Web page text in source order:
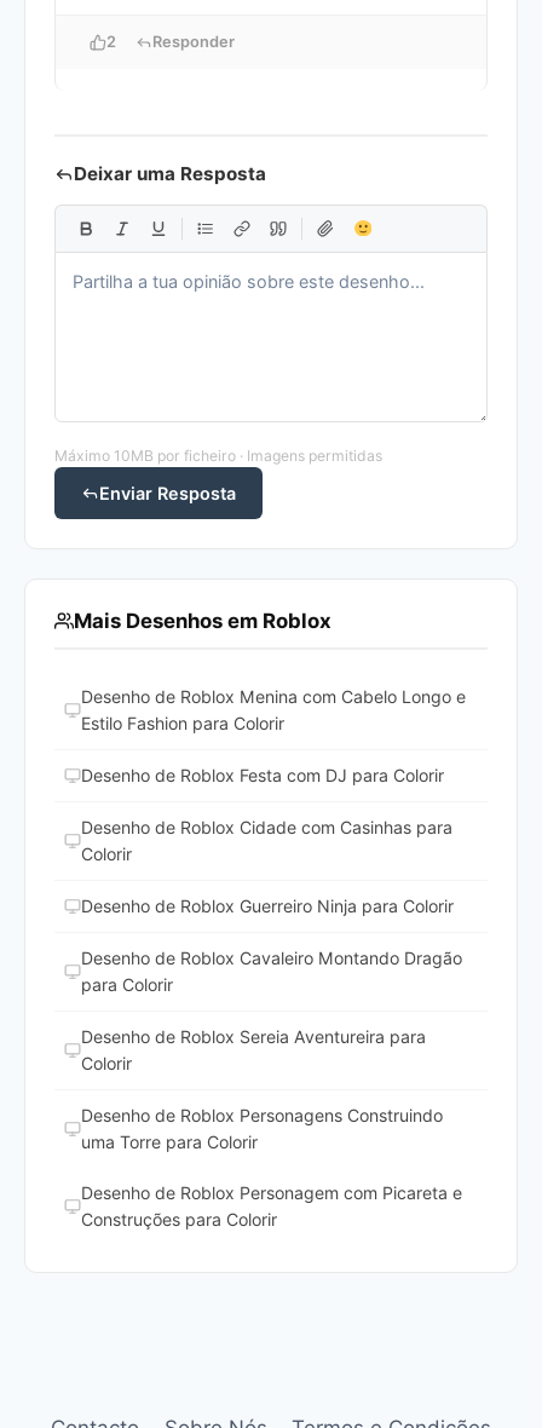
2 Responder
Deixar uma Resposta
Máximo 10MB por ficheiro · Imagens permitidas
Enviar Resposta
Mais Desenhos em Roblox
Desenho de Roblox Menina com Cabelo Longo e
Estilo Fashion para Colorir
Desenho de Roblox Festa com DJ para Colorir
Desenho de Roblox Cidade com Casinhas para
Colorir
Desenho de Roblox Guerreiro Ninja para Colorir
Desenho de Roblox Cavaleiro Montando Dragão
para Colorir
Desenho de Roblox Sereia Aventureira para
Colorir
Desenho de Roblox Personagens Construindo
uma Torre para Colorir
Desenho de Roblox Personagem com Picareta e
Construções para Colorir